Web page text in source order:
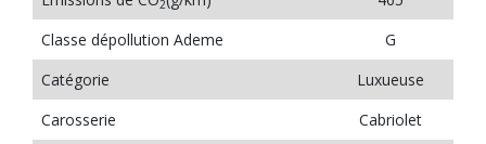
2
Classe dépollution Ademe
G
Catégorie
Luxueuse
Carosserie
Cabriolet